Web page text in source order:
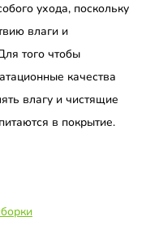
ухода, поскольку
влаги и
того чтобы
качества
влагу и чистящие
в покрытие.